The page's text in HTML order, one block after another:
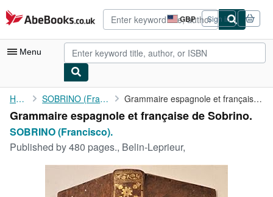
Skip to main content
AbeBooks.co.uk GBP
Site
shopping
preferences
Sign in
Menu
My Account
My Purchases
Advanced Search
Home SOBRINO (Francisco). Grammaire espagnole et française de Sobrino.
Grammaire espagnole et française de Sobrino.
SOBRINO (Francisco).
Published by480 pages., Belin-Leprieur,